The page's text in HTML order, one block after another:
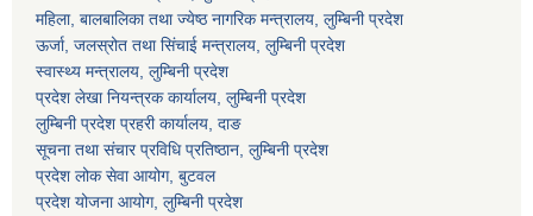
महिला, बालबालिका तथा ज्येष्ठ नागरिक मन्त्रालय, लुम्बिनी प्रदेश
ऊर्जा, जलस्रोत तथा सिंचाई मन्त्रालय, लुम्बिनी प्रदेश
स्वास्थ्य मन्त्रालय, लुम्बिनी प्रदेश
प्रदेश लेखा नियन्त्रक कार्यालय, लुम्बिनी प्रदेश
लुम्बिनी प्रदेश प्रहरी कार्यालय, दाङ
सूचना तथा संचार प्रविधि प्रतिष्ठान, लुम्बिनी प्रदेश
प्रदेश लोक सेवा आयोग, बुटवल
प्रदेश योजना आयोग, लुम्बिनी प्रदेश